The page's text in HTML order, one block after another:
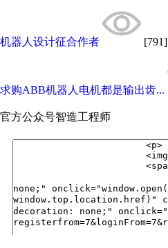
机器人设计征合作者 [791]
求购ABB机器人电机都是输出齿...
官方公众号智造工程师